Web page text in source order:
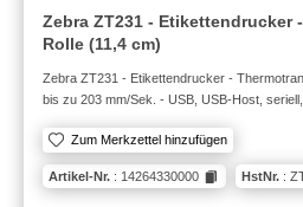
Zebra ZT231 - Etikettendrucker
Rolle (11,4 cm)
Zebra ZT231 - Etikettendrucker -
bis zu 203 mm/Sek. - USB, USB-Host,
Zum Merkzettel hinzufügen
Artikel-Nr. : 14264330000 HstNr. :